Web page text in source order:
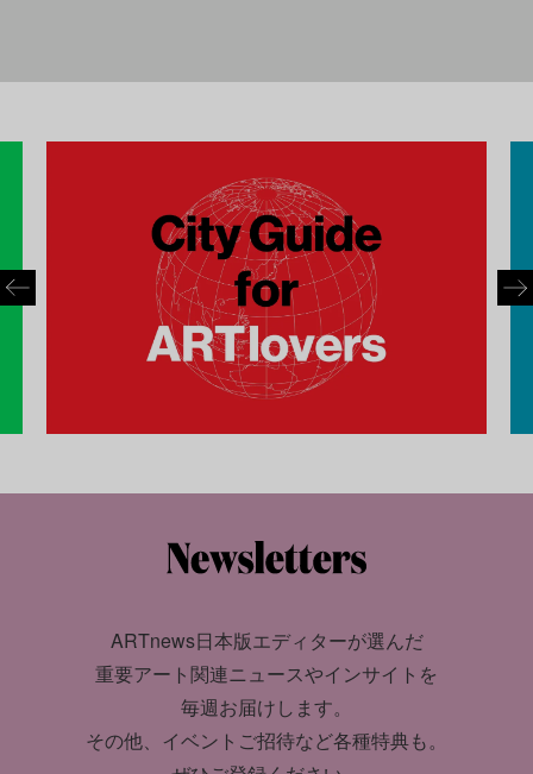
ARTnews日本版エディターが選んだ
重要アート関連ニュースやインサイトを
毎週お届けします。
その他、イベントご招待など各種特典も。